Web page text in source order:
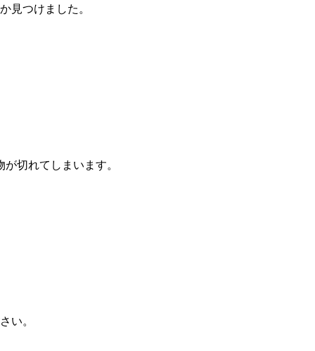
見つけました。
切れてしまいます。
い。